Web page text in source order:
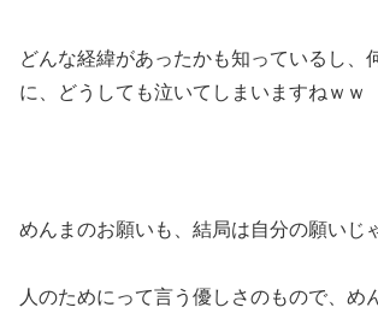
どんな経緯があったかも知っているし、
に、どうしても泣いてしまいますねｗｗ
めんまのお願いも、結局は自分の願いじ
人のためにって言う優しさのもので、め